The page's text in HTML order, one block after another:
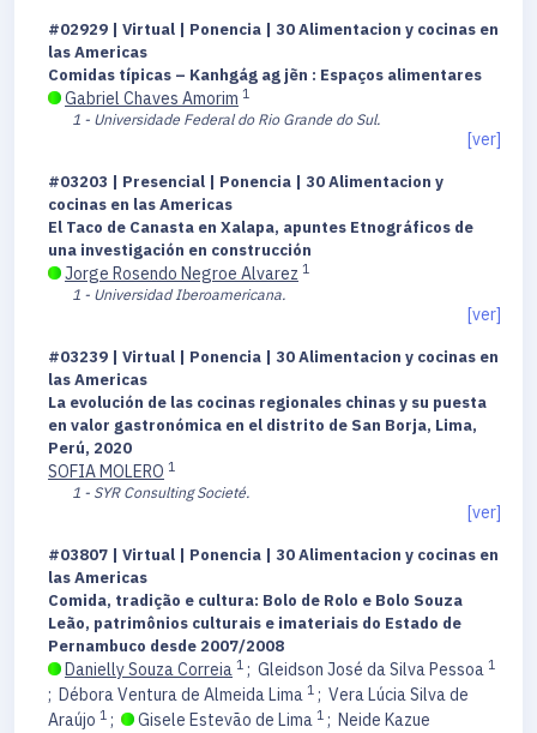
#02929 | Virtual | Ponencia | 30 Alimentacion y cocinas en
las Americas
Comidas típicas – Kanhgág ag jẽn : Espaços alimentares
Gabriel Chaves Amorim 1
1 - Universidade Federal do Rio Grande do Sul.
[ver]
#03203 | Presencial | Ponencia | 30 Alimentacion y
cocinas en las Americas
El Taco de Canasta en Xalapa, apuntes Etnográficos de
una investigación en construcción
Jorge Rosendo Negroe Alvarez 1
1 - Universidad Iberoamericana.
[ver]
#03239 | Virtual | Ponencia | 30 Alimentacion y cocinas en
las Americas
La evolución de las cocinas regionales chinas y su puesta
en valor gastronómica en el distrito de San Borja, Lima,
Perú, 2020
SOFIA MOLERO 1
1 - SYR Consulting Societé.
[ver]
#03807 | Virtual | Ponencia | 30 Alimentacion y cocinas en
las Americas
Comida, tradição e cultura: Bolo de Rolo e Bolo Souza
Leão, patrimônios culturais e imateriais do Estado de
Pernambuco desde 2007/2008
Danielly Souza Correia 1 ; Gleidson José da Silva Pessoa 1
; Débora Ventura de Almeida Lima 1 ; Vera Lúcia Silva de
Araújo 1 ; Gisele Estevão de Lima 1 ; Neide Kazue